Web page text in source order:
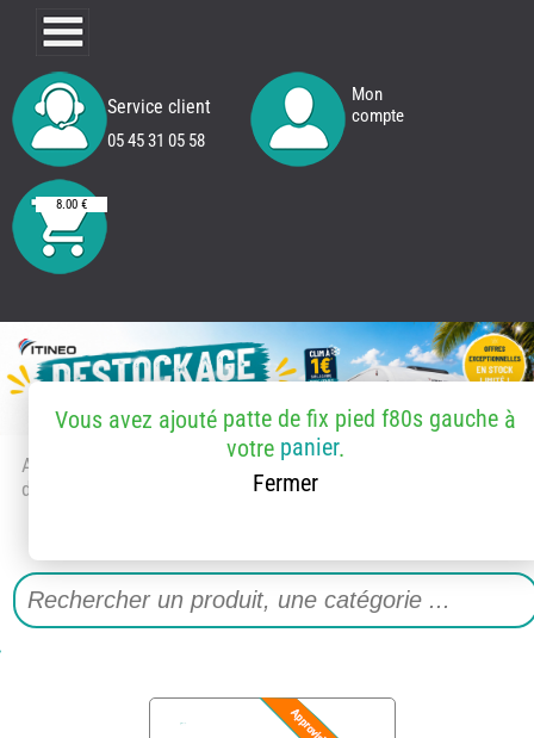
Service client
05 45 31 05 58
Mon
compte
8.00 €
Accueil
> Accessoires et pièces
détachées
Vous avez ajouté patte de fix pied f80s gaucheà
votre panier.
Fermer